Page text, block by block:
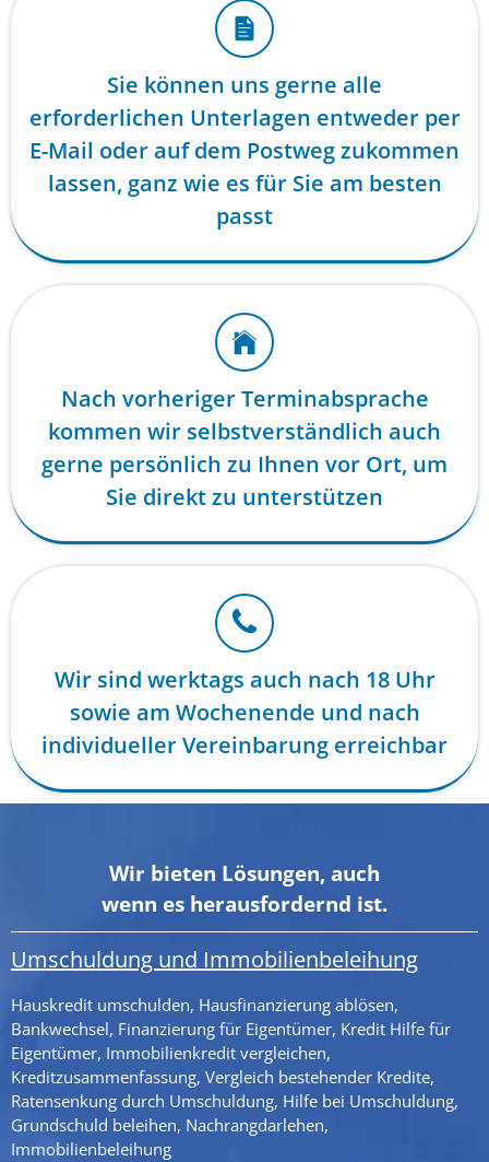
Sie können uns gerne alle
erforderlichen Unterlagen entweder per
E-Mail oder auf dem Postweg zukommen
lassen, ganz wie es für Sie am besten
passt
Nach vorheriger Terminabsprache
kommen wir selbstverständlich auch
gerne persönlich zu Ihnen vor Ort, um
Sie direkt zu unterstützen
Wir sind werktags auch nach 18 Uhr
sowie am Wochenende und nach
individueller Vereinbarung erreichbar
Wir bieten Lösungen, auch
wenn es herausfordernd ist.
Umschuldung und Immobilienbeleihung
Hauskredit umschulden, Hausfinanzierung ablösen,
Bankwechsel, Finanzierung für Eigentümer, Kredit Hilfe für
Eigentümer, Immobilienkredit vergleichen,
Kreditzusammenfassung, Vergleich bestehender Kredite,
Ratensenkung durch Umschuldung, Hilfe bei Umschuldung,
Grundschuld beleihen, Nachrangdarlehen,
Immobilienbeleihung